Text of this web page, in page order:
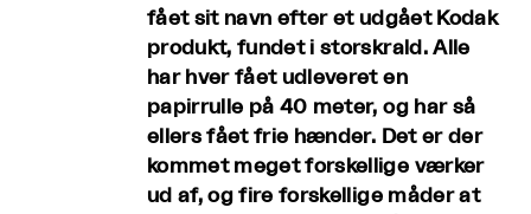
fået sit navn efter et udgået Kodak
produkt, fundet i storskrald. Alle
har hver fået udleveret en
papirrulle på 40 meter, og har så
ellers fået frie hænder. Det er der
kommet meget forskellige værker
ud af, og fire forskellige måder at